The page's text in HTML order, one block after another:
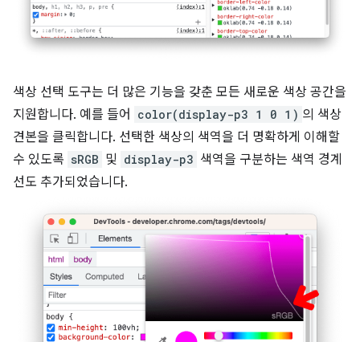
색상 선택 도구는 더 많은 기능을 갖춘 모든 새로운 색상 공간을
지원합니다. 예를 들어
color(display-p3 1 0 1) 의 색상
견본을 클릭합니다. 선택한 색상의 색역을 더 명확하게 이해할
수 있도록 sRGB 및 display-p3 색역을 구분하는 색역 경계
선도 추가되었습니다.